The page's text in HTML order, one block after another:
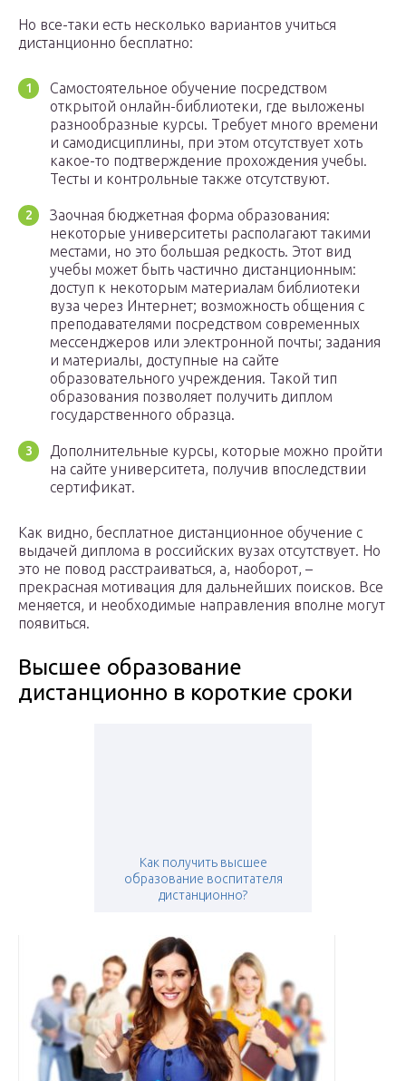
Но все-таки есть несколько вариантов учиться
дистанционно бесплатно:
Самостоятельное обучение посредством
открытой онлайн-библиотеки, где выложены
разнообразные курсы. Требует много времени
и самодисциплины, при этом отсутствует хоть
какое-то подтверждение прохождения учебы.
Тесты и контрольные также отсутствуют.
Заочная бюджетная форма образования:
некоторые университеты располагают такими
местами, но это большая редкость. Этот вид
учебы может быть частично дистанционным:
доступ к некоторым материалам библиотеки
вуза через Интернет; возможность общения с
преподавателями посредством современных
мессенджеров или электронной почты; задания
и материалы, доступные на сайте
образовательного учреждения. Такой тип
образования позволяет получить диплом
государственного образца.
Дополнительные курсы, которые можно пройти
на сайте университета, получив впоследствии
сертификат.
Как видно, бесплатное дистанционное обучение с
выдачей диплома в российских вузах отсутствует. Но
это не повод расстраиваться, а, наоборот, –
прекрасная мотивация для дальнейших поисков. Все
меняется, и необходимые направления вполне могут
появиться.
Высшее образование
дистанционно в короткие сроки
Как получить высшее
образование воспитателя
дистанционно?